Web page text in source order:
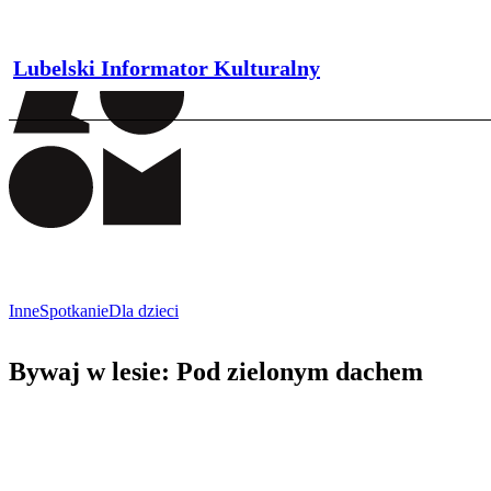
Lubelski Informator Kulturalny
InneSpotkanieDla dzieci
Bywaj w lesie: Pod zielonym dachem